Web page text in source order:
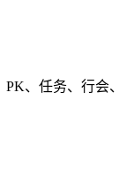
、任务、行